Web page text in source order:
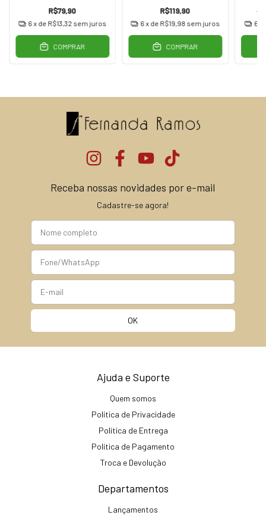
R$79,90
6x de R$13,32 sem juros
COMPRAR
R$119,90
6x de R$19,98 sem juros
COMPRAR
6
Receba nossas novidades por e-mail
Cadastre-se agora!
Ajuda e Suporte
Quem somos
Política de Privacidade
Política de Entrega
Política de Pagamento
Troca e Devolução
Departamentos
Lançamentos